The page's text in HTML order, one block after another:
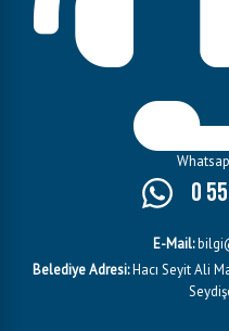
0
E-Mail:
Belediye Adresi:Hacı Seyit Ali